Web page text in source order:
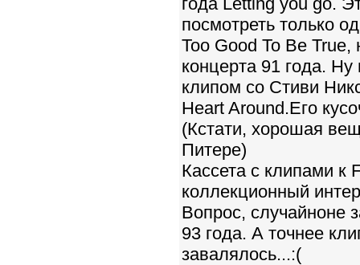
посмотреть только
Too Good To Be True,
концерта 91 года.
клипом со Стиви
Heart Around.Его
(Кстати, хорошая
Питере)
Кассета с клипами к
коллекционный
Вопрос, случайноне
93 года. А точнее
завалялось...:(